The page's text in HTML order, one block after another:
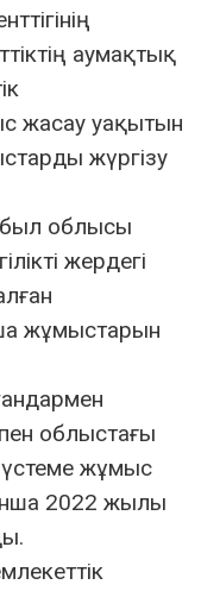
аумақтық
жасау уақытын
жүргізу
облысы
жердегі
жұмыстарын
облыстағы
үстеме жұмыс
2022 жылы